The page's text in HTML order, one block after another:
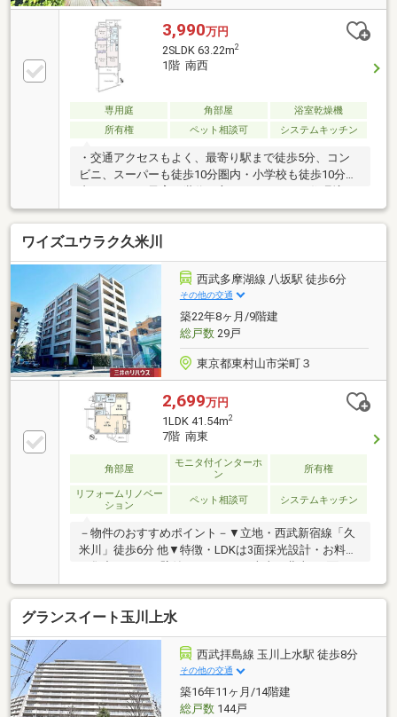
3,990万円
2SLDK 63.22m2
1階 南西
専用庭 角部屋
浴室乾燥機
所有権
ペット相談可 システムキッチン
・交通アクセスもよく、最寄り駅まで徒歩5分、コン
ビニ、スーパーも徒歩10分圏内・小学校も徒歩10分圏
ワイズユウラク久米川
西武多摩湖線 八坂駅 徒歩6分
その他の交通
築22年8ヶ月/9階建
総戸数29戸
東京都東村山市栄町３
2,699万円
1LDK 41.54m2
7階 南東
角部屋
モニタ付インターホ
ン
所有権
リフォームリノベー
ション
ペット相談可 システムキッチン
－物件のおすすめポイント－▼立地・西武新宿線「久
米川」徒歩6分 他▼特徴・LDKは3面採光設計・お料理
ルコニー仕様・洋室に収納スペース有・防犯面に配慮
されたオートロック・防犯カメラ付・ペット飼育可能
(細則有)▼2026年8月室内リフォーム内容・ガスコン
ロ、UB、洗面化粧台、トイレ 等・壁・天井クロス、
フロアタイル 等・ハウスクリーニング 他▼周辺環境・
ビッグ・エー東村山栄町店 徒歩2分(約120m)■ ご希望
の住まい探しをお手伝いします ━━━━━・・・物件
の詳細・ご相談はお気軽にお問い合わせください。
グランスイート玉川上水
西武拝島線 玉川上水駅 徒歩8分
その他の交通
築16年11ヶ月/14階建
総戸数144戸